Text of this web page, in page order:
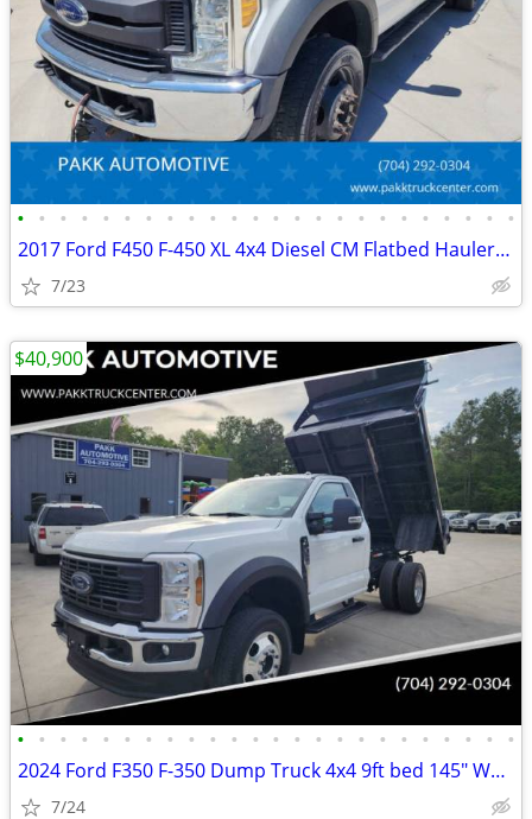
• • • • • • • • • • • • • • • • • • • • • • • •
2017 Ford F450 F-450 XL 4x4 Diesel CM Flatbed Hauler Farm Work Truck
7/23
• • • • • • • • • • • • • • • • • • • • • • • •
2024 Ford F350 F-350 Dump Truck 4x4 9ft bed 145" WB 7.3 v8 Gas Motor
7/24
$40,900